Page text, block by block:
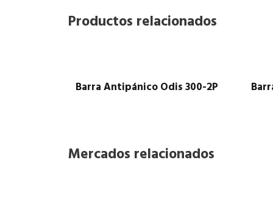
Productos relacionados
Barra Antipánico Odis 300-2P
Mercados relacionados